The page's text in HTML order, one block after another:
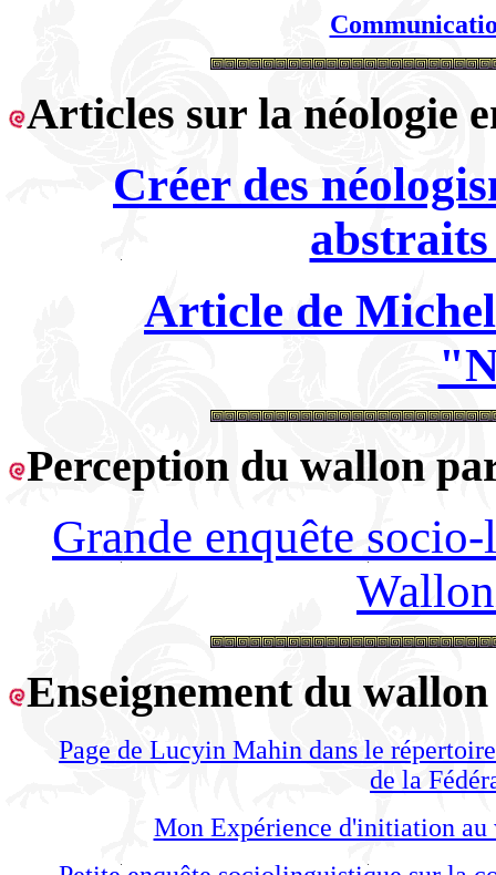
Articles sur la néologie
Créer des
Article de
Perception du wallon
Grande enquête
Enseignement du wallon
Page de Lucyin Mahin dans le
de la
Mon Expérience d'initiation